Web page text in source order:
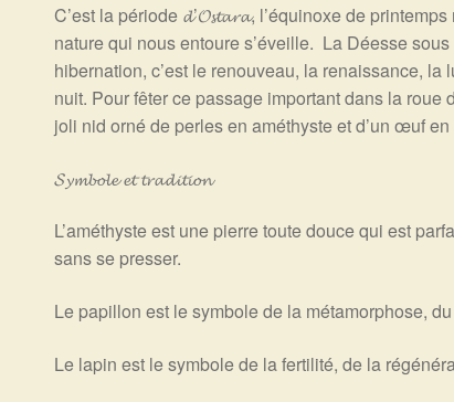
C’est la période 𝓭’𝓞𝓼𝓽𝓪𝓻𝓪, l’équinoxe de
nature qui nous entoure s’éveille. La Déesse
hibernation, c’est le renouveau, la renaissance, la
nuit. Pour fêter ce passage important dans la
joli nid orné de perles en améthyste et d’un œuf
𝓢𝔂𝓶𝓫𝓸𝓵𝓮 𝓮𝓽 𝓽𝓻𝓪𝓭𝓲𝓽𝓲𝓸𝓷
L’améthyste est une pierre toute douce qui est
sans se presser.
Le papillon est le symbole de la métamorphose,
Le lapin est le symbole de la fertilité, de la